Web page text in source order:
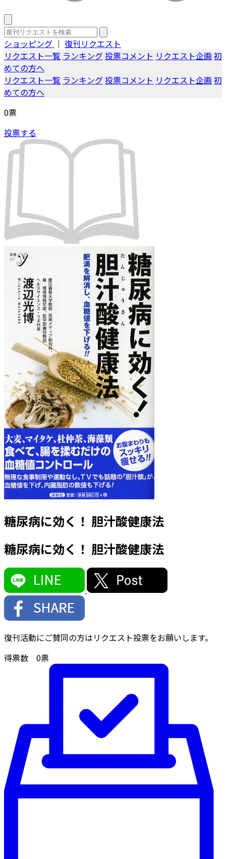
ショッピング ｜ 復刊リクエスト
リクエスト一覧 ランキング投票コメント リクエスト企画 初
めての方へ
リクエスト一覧 ランキング投票コメント リクエスト企画 初
めての方へ
0票
投票する
糖尿病に効く！ 胆汁酸健康法
糖尿病に効く！ 胆汁酸健康法
復刊活動にご賛同の方はリクエスト投票をお願いします。
得票数 0票